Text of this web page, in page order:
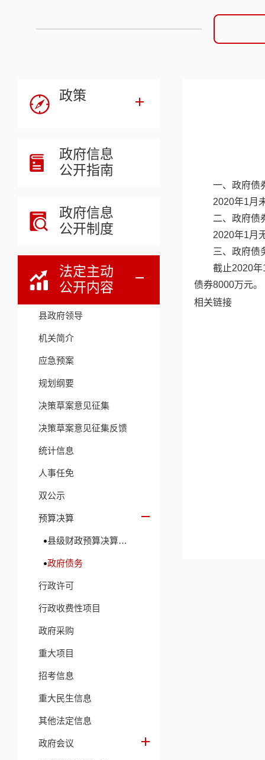
政策
政府信息
公开指南
政府信息
公开制度
法定主动
公开内容
县政府领导
机关简介
应急预案
规划纲要
决策草案意见征集
决策草案意见征集反馈
统计信息
人事任免
双公示
预算决算
县级财政预算决算及财政收支信息
政府债务
行政许可
行政收费性项目
政府采购
重大项目
招考信息
重大民生信息
其他法定信息
政府会议
一、政府债
2020年1月
二、政府债
2020年1月
三、政府债
截止2020
债券8000万元。
相关链接